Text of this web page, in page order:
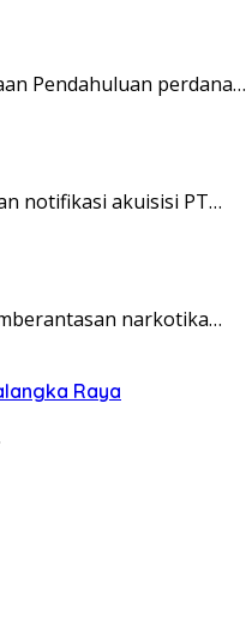
Pendahuluan perdana…
notifikasi akuisisi PT…
narkotika…
Raya